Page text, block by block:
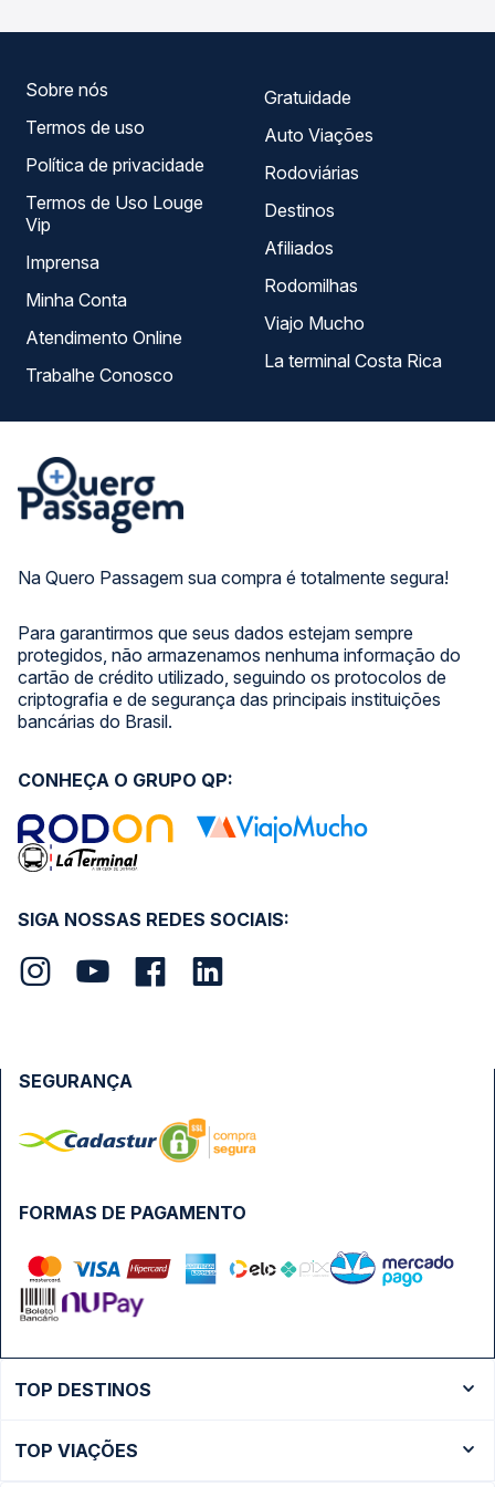
Na Quero Passagem sua compra é totalmente segura!
Para garantirmos que seus dados estejam sempre
protegidos, não armazenamos nenhuma informação do
cartão de crédito utilizado, seguindo os protocolos de
criptografia e de segurança das principais instituições
bancárias do Brasil.
Sobre nós
Termos de uso
Política de privacidade
Termos de Uso Louge
Vip
Imprensa
Minha Conta
Atendimento Online
Trabalhe Conosco
Gratuidade
Auto Viações
Rodoviárias
Destinos
Afiliados
Rodomilhas
Viajo Mucho
La terminal Costa Rica
SIGA NOSSAS REDES SOCIAIS:
CONHEÇA O GRUPO QP:
FORMAS DE PAGAMENTO
SEGURANÇA
TOP DESTINOS
Ônibus São Paulo
TOP VIAÇÕES